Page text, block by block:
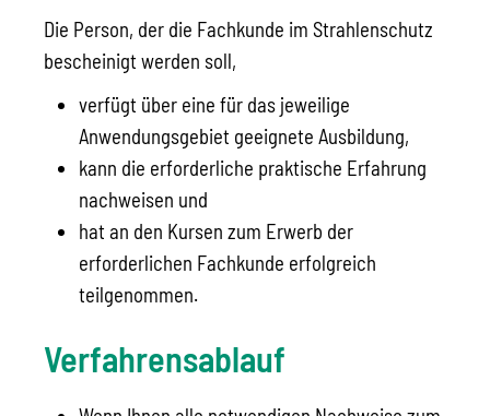
Die Person, der die Fachkunde im Strahlenschutz
bescheinigt werden soll,
verfügt über eine für das jeweilige
Anwendungsgebiet geeignete Ausbildung,
kann die erforderliche praktische Erfahrung
nachweisen und
hat an den Kursen zum Erwerb der
erforderlichen Fachkunde erfolgreich
teilgenommen.
Verfahrensablauf